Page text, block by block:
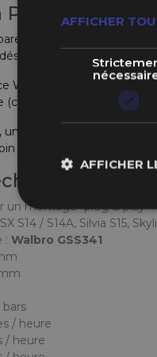
à
un moteur, il arrive
avec dans le
Walbro 255 litres/
(capable d'alimenter en
pompe à essence
accru en débit
un montage "plug & play"
S14 / S14A, Silvia S15,
: Walbro GSS341
bars
/ heure
/ heure
AFFICHER
AFFICHER